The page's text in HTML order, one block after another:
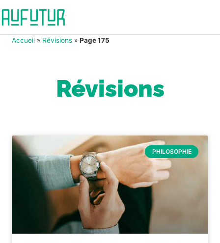
Accueil » Révisions » Page 175
Révisions
PHILOSOPHIE